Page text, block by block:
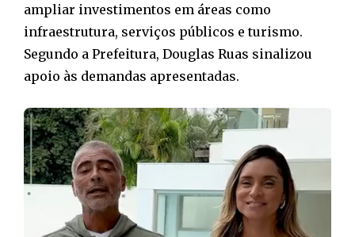
ampliar investimentos em áreas como
infraestrutura, serviços públicos e turismo.
Segundo a Prefeitura, Douglas Ruas sinalizou
apoio às demandas apresentadas.